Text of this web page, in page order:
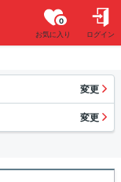
お気に入り
0
ログイン
変更
変更